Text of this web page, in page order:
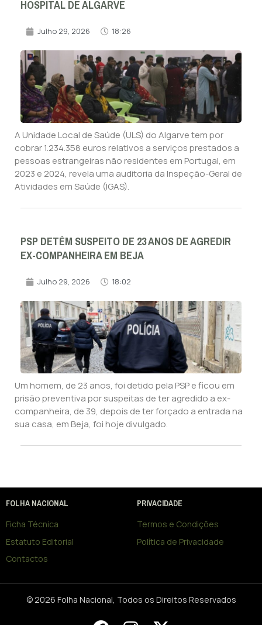
HOSPITAL DE ALGARVE
Julho 29, 2026 18:26
A Unidade Local de Saúde (ULS) do Algarve tem por
cobrar 1.234.358 euros relativos a serviços prestados a
pessoas estrangeiras não residentes em Portugal, em
2023 e 2024, revela uma auditoria da Inspeção-Geral de
Atividades em Saúde (IGAS).
PSP DETÉM SUSPEITO DE 23 ANOS DE AGREDIR
EX-COMPANHEIRA EM BEJA
Julho 29, 2026 18:02
Um homem, de 23 anos, foi detido pela PSP e ficou em
prisão preventiva por suspeitas de ter agredido a ex-
companheira, de 39, depois de ter forçado a entrada na
sua casa, em Beja, foi hoje divulgado.
FOLHA NACIONAL
Ficha Técnica
Estatuto Editorial
Contactos
PRIVACIDADE
Termos e Condições
Política de Privacidade
© 2026 Folha Nacional, Todos os Direitos Reservados